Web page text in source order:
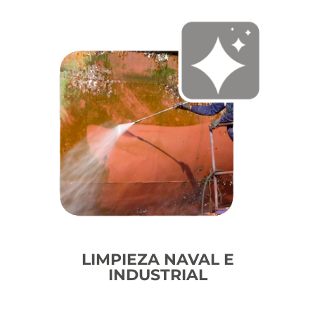
LIMPIEZA NAVAL E
INDUSTRIAL